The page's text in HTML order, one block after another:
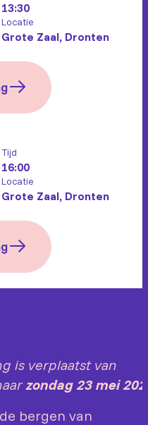
13:30
Locatie
Grote Zaal, Dronten
Tijd
16:00
Locatie
Grote Zaal, Dronten
is verplaatst van
zondag 23 mei
bergen van